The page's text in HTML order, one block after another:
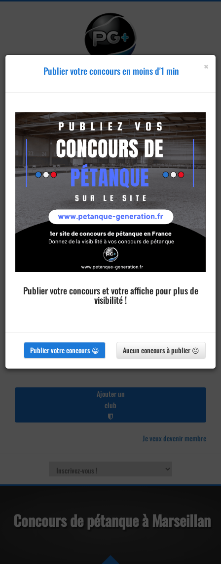
Publier un
concours
Ajouter un
club
Je veux devenir membre
Concours de pétanque à Marseillan
×
Publier votre concours en moins d'1 min
Publier votre concours et votre affiche pour plus de
visibilité !
Publier votre concours 😀 Aucun concours à publier 😐